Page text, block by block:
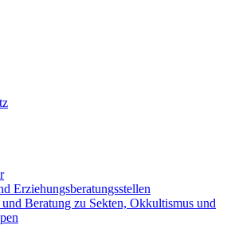
Kinder- und
Erziehungsberatungsstellen
Beratung zu Sekten, Okkultismus und